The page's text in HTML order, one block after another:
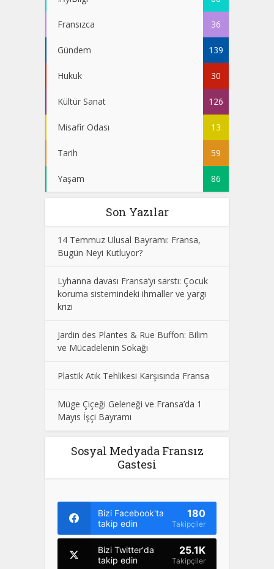
Fransızca 36
Gündem 139
Hukuk 30
Kültür Sanat 126
Misafir Odası 13
Tarih 59
Yaşam 86
Son Yazılar
14 Temmuz Ulusal Bayramı: Fransa,
Bugün Neyi Kutluyor?
Lyhanna davası Fransa’yı sarstı: Çocuk
koruma sistemindeki ihmaller ve yargı
krizi
Jardin des Plantes & Rue Buffon: Bilim
ve Mücadelenin Sokağı
Plastik Atık Tehlikesi Karşısında Fransa
Müge Çiçeği Geleneği ve Fransa’da 1
Mayıs İşçi Bayramı
Sosyal Medyada Fransız
Gastesi
Bizi Facebook'ta
takip edin
180
Takipçiler
Bizi Twitter'da
takip edin
25.1K
Takipçiler